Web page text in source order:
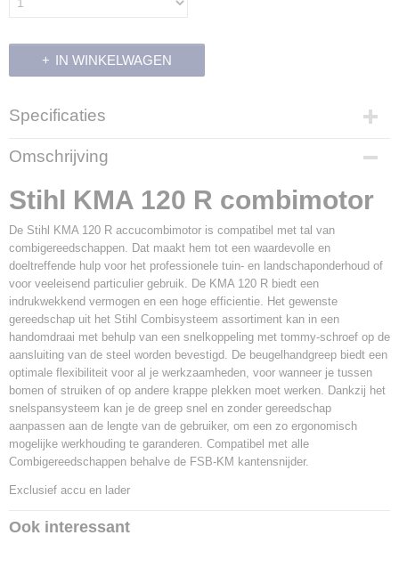
IN WINKELWAGEN
Specificaties
Productcode
700284
Productcode leverancier
FA08 011 6820
Omschrijving
Stihl KMA 120 R combimotor
De Stihl KMA 120 R accucombimotor is compatibel met tal van
combigereedschappen. Dat maakt hem tot een waardevolle en
doeltreffende hulp voor het professionele tuin- en landschaponderhoud of
voor veeleisend particulier gebruik. De KMA 120 R biedt een
indrukwekkend vermogen en een hoge efficientie. Het gewenste
gereedschap uit het Stihl Combisysteem assortiment kan in een
handomdraai met behulp van een snelkoppeling met tommy-schroef op de
aansluiting van de steel worden bevestigd. De beugelhandgreep biedt een
optimale flexibiliteit voor al je werkzaamheden, voor wanneer je tussen
bomen of struiken of op andere krappe plekken moet werken. Dankzij het
snelspansysteem kan je de greep snel en zonder gereedschap
aanpassen aan de lengte van de gebruiker, om een zo ergonomisch
mogelijke werkhouding te garanderen. Compatibel met alle
Combigereedschappen behalve de FSB-KM kantensnijder.
Exclusief accu en lader
Ook interessant